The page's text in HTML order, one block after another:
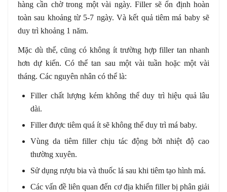
hàng cần chờ trong một vài ngày. Filler sẽ ổn định hoàn
toàn sau khoảng từ 5-7 ngày. Và kết quả tiêm má baby sẽ
duy trì khoảng 1 năm.
Mặc dù thế, cũng có không ít trường hợp filler tan nhanh
hơn dự kiến. Có thể tan sau một vài tuần hoặc một vài
tháng. Các nguyên nhân có thể là:
Filler chất lượng kém không thể duy trì hiệu quả lâu
dài.
Filler được tiêm quá ít sẽ không thể duy trì má baby.
Vùng da tiêm filler chịu tác động bởi nhiệt độ cao
thường xuyên.
Sử dụng rượu bia và thuốc lá sau khi tiêm tạo hình má.
Các vấn đề liên quan đến cơ địa khiến filler bị phân giải